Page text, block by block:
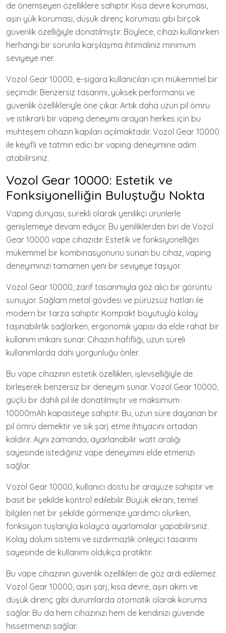
de önemseyen özelliklere sahiptir. Kısa devre koruması,
aşırı yük koruması, düşük direnç koruması gibi birçok
güvenlik özelliğiyle donatılmıştır. Böylece, cihazı kullanırken
herhangi bir sorunla karşılaşma ihtimaliniz minimum
seviyeye iner.
Vozol Gear 10000, e-sigara kullanıcıları için mükemmel bir
seçimdir. Benzersiz tasarımı, yüksek performansı ve
güvenlik özellikleriyle öne çıkar. Artık daha uzun pil ömrü
ve istikrarlı bir vaping deneyimi arayan herkes için bu
muhteşem cihazın kapıları açılmaktadır. Vozol Gear 10000
ile keyifli ve tatmin edici bir vaping deneyimine adım
atabilirsiniz.
Vozol Gear 10000: Estetik ve
Fonksiyonelliğin Buluştuğu Nokta
Vaping dünyası, sürekli olarak yenilikçi ürünlerle
genişlemeye devam ediyor. Bu yeniliklerden biri de Vozol
Gear 10000 vape cihazıdır. Estetik ve fonksiyonelliğin
mükemmel bir kombinasyonunu sunan bu cihaz, vaping
deneyiminizi tamamen yeni bir seviyeye taşıyor.
Vozol Gear 10000, zarif tasarımıyla göz alıcı bir görüntü
sunuyor. Sağlam metal gövdesi ve pürüzsüz hatları ile
modern bir tarza sahiptir. Kompakt boyutuyla kolay
taşınabilirlik sağlarken, ergonomik yapısı da elde rahat bir
kullanım imkanı sunar. Cihazın hafifliği, uzun süreli
kullanımlarda dahi yorgunluğu önler.
Bu vape cihazının estetik özellikleri, işlevselliğiyle de
birleşerek benzersiz bir deneyim sunar. Vozol Gear 10000,
güçlü bir dahili pil ile donatılmıştır ve maksimum
10000mAh kapasiteye sahiptir. Bu, uzun süre dayanan bir
pil ömrü demektir ve sık şarj etme ihtiyacını ortadan
kaldırır. Aynı zamanda, ayarlanabilir watt aralığı
sayesinde istediğiniz vape deneyimini elde etmenizi
sağlar.
Vozol Gear 10000, kullanıcı dostu bir arayüze sahiptir ve
basit bir şekilde kontrol edilebilir. Büyük ekranı, temel
bilgileri net bir şekilde görmenize yardımcı olurken,
fonksiyon tuşlarıyla kolayca ayarlamalar yapabilirsiniz.
Kolay dolum sistemi ve sızdırmazlık önleyici tasarımı
sayesinde de kullanımı oldukça pratiktir.
Bu vape cihazının güvenlik özellikleri de göz ardı edilemez.
Vozol Gear 10000, aşırı şarj, kısa devre, aşırı akım ve
düşük direnç gibi durumlarda otomatik olarak koruma
sağlar. Bu da hem cihazınızı hem de kendinizi güvende
hissetmenizi sağlar.